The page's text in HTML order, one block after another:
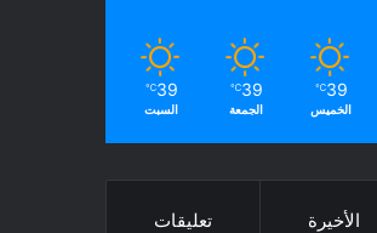
39
℃
الخميس
39
℃
الجمعة
39
℃
السبت
الأخيرة تعليقات